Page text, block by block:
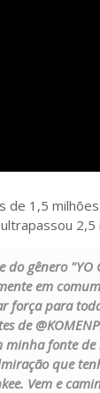
de 1,5
2,5
gênero "YO
em
força para
de
fonte
que
Vem e